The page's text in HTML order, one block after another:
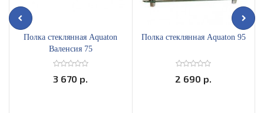
Полка стеклянная Aquaton
Валенсия 75
3 670 р.
Полка стеклянная Aquaton 95
2 690 р.